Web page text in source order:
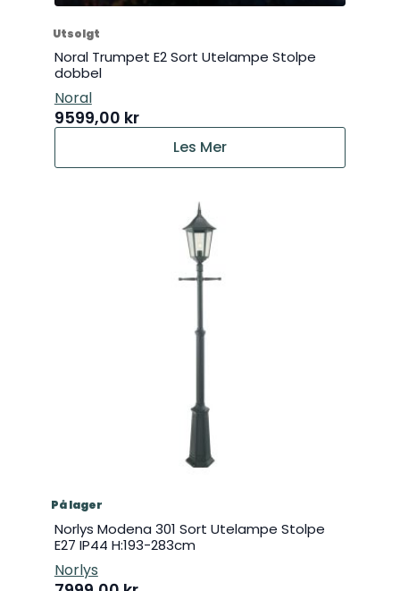
Utsolgt
Noral Trumpet E2 Sort Utelampe Stolpe
dobbel
Noral
9599,00 kr
Les Mer
På lager
Norlys Modena 301 Sort Utelampe Stolpe
E27 IP44 H:193-283cm
Norlys